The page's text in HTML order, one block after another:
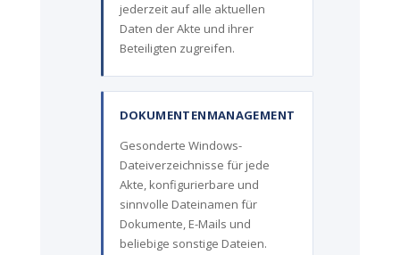
jederzeit auf alle aktuellen
Daten der Akte und ihrer
Beteiligten zugreifen.
DOKUMENTENMANAGEMENT
Gesonderte Windows-
Dateiverzeichnisse für jede
Akte, konfigurierbare und
sinnvolle Dateinamen für
Dokumente, E-Mails und
beliebige sonstige Dateien.